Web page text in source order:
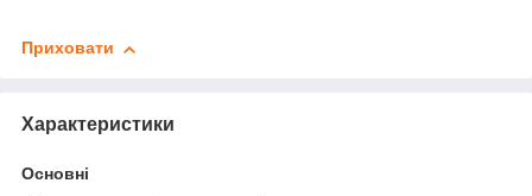
Приховати
Характеристики
Основні